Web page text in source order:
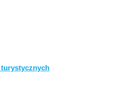
turystycznych